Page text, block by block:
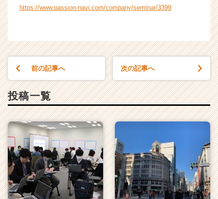
https://www.passion-navi.com/company/seminar/3399
前の記事へ 次の記事へ
投稿一覧